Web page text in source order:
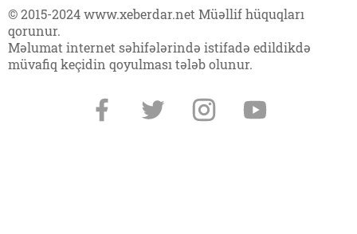
© 2015-2024 www.xeberdar.net Müəllif hüquqları
qorunur.
Məlumat internet səhifələrində istifadə edildikdə
müvafiq keçidin qoyulması tələb olunur.